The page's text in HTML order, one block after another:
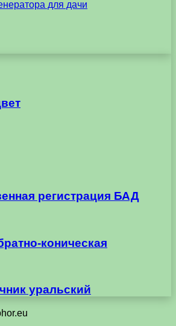
регистрация БАД
коническая
уральский